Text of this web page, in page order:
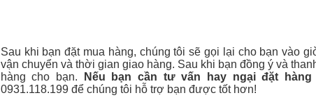
Sau khi bạn đặt mua hàng, chúng tôi sẽ gọi lại cho bạn vào
vận chuyển và thời gian giao hàng. Sau khi bạn đồng ý và
hàng cho bạn.
Nếu bạn cần tư vấn hay ngại đặt hàng
0931.118.199 để chúng tôi hỗ trợ bạn được tốt hơn!